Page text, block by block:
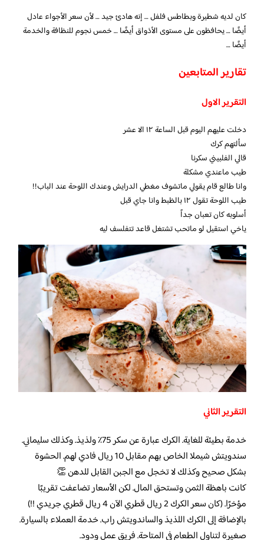
كان لديه شطيرة وبطاطس فلفل … إنه هادئ جيد … لأن سعر الأجواء عادل
أيضًا … يحافظون على مستوى الأذواق أيضًا … خمس نجوم للنظافة والخدمة
أيضًا …
تقارير المتابعين
التقرير الاول
دخلت عليهم اليوم قبل الساعة ١٢ الا عشر
سألتهم كرك
قالي الفلبيني سكرنا
طيب ماعندي مشكلة
وانا طالع قام يقولي ماتشوف مغطي الدرايش وعندك اللوحة عند الباب!!
طيب اللوحة تقول ١٢ بالظبط وانا جاي قبل
أسلوبه كان تعبان جداً
ياخي استقيل لو ماتحب تشتغل قاعد تتفلسف ليه
التقرير الثاني
خدمة بطيئة للغاية. الكرك عبارة عن سكر 75٪ ولذيذ. وكذلك سليماني.
سندويتش شيملا الخاص بهم مقابل 10 ريال فادي لهم. الحشوة
بشكل صحيح وكذلك لا تخجل مع الجبن القابل للدهن 👏
كانت باهظة الثمن وتستحق المال. لكن الأسعار تضاعفت تقريبًا
مؤخرًا. (كان سعر الكرك 2 ريال قطري الآن 4 ريال قطري جريدي !!)
بالإضافة إلى الكرك اللذيذ والساندويتش راب. خدمة العملاء بالسيارة.
صغيرة لتناول الطعام في المتاحة. فريق عمل ودود.